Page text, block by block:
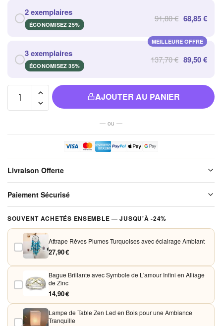
2 exemplaires
ÉCONOMISEZ 25%
91,80 € 68,85 €
MEILLEURE OFFRE
3 exemplaires
ÉCONOMISEZ 35%
137,70 € 89,50 €
quantité de
Lampadaire
Finition
Métallique
AJOUTER AU PANIER
— ou —
Livraison Offerte
soigneusement emballé avant expédition. Aucun frais de port, jamais.
Paiement Sécurisé
acceptons Visa, Mastercard, PayPal et Apple Pay. Aucune donnée
bancaire n'est conservée sur nos serveurs.
SOUVENT ACHETÉS ENSEMBLE — JUSQU'À -24%
Attrape Rêves Plumes Turquoises avec éclairage Ambiant
27,90 €
Bague Brillante avec Symbole de L'amour Infini en Alliage
de Zinc
14,90 €
Lampe de Table Zen Led en Bois pour une Ambiance
Tranquille